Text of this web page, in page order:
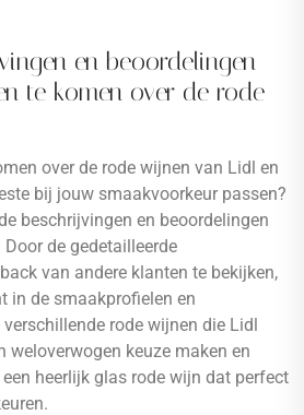
en beoordelingen
te komen over de rode
over de rode wijnen van Lidl en
bij jouw smaakvoorkeur passen?
beschrijvingen en beoordelingen
de gedetailleerde
van andere klanten te bekijken,
in de smaakprofielen en
rode wijnen die Lidl
weloverwogen keuze maken en
heerlijk glas rode wijn dat perfect